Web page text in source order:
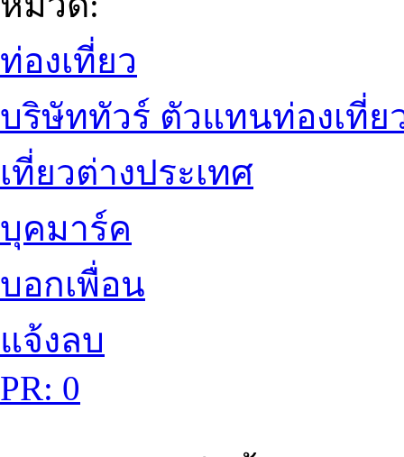
ท่องเที่ยว
บริษัททัวร์ ตัวแทนท่องเที่ย
เที่ยวต่างประเทศ
บุคมาร์ค
บอกเพื่อน
แจ้งลบ
PR: 0